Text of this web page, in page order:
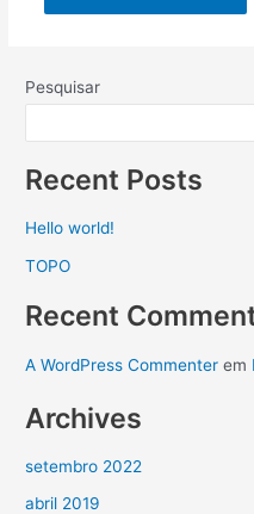
Pesquisar
Recent Posts
Hello world!
TOPO
Recent
A WordPress Commenter em
Archives
setembro 2022
abril 2019